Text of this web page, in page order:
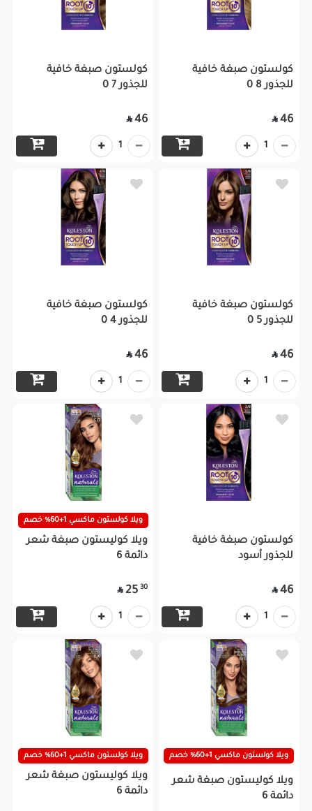
كولستون صبغة خافية
للجذور 8 0
46

1
كولستون صبغة خافية
للجذور 7 0
46

1
كولستون صبغة خافية
للجذور 5 0
46

1
كولستون صبغة خافية
للجذور 4 0
46

1
كولستون صبغة خافية
للجذور أسود
46

1
ويلا كولستون ماكسي 1+60% خصم
ويلا كوليستون صبغة شعر
دائمة 6
30
25

1
ويلا كولستون ماكسي 1+60% خصم
ويلا كوليستون صبغة شعر
دائمة 6
ويلا كولستون ماكسي 1+60% خصم
ويلا كوليستون صبغة شعر
دائمة 6